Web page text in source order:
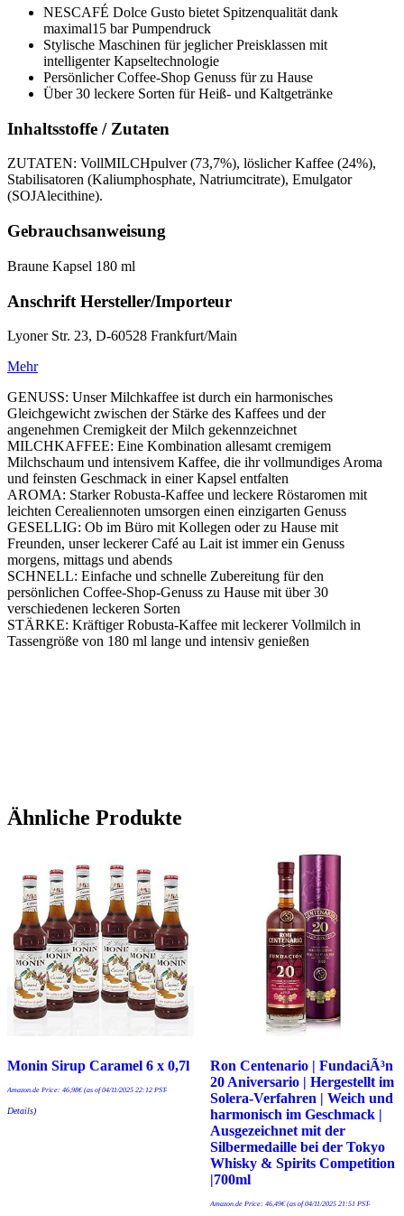
NESCAFÉ Dolce Gusto bietet Spitzenqualität dank
maximal15 bar Pumpendruck
Stylische Maschinen für jeglicher Preisklassen mit
intelligenter Kapseltechnologie
Persönlicher Coffee-Shop Genuss für zu Hause
Über 30 leckere Sorten für Heiß- und Kaltgetränke
Inhaltsstoffe / Zutaten
ZUTATEN: VollMILCHpulver (73,7%), löslicher Kaffee (24%),
Stabilisatoren (Kaliumphosphate, Natriumcitrate), Emulgator
(SOJAlecithine).
Gebrauchsanweisung
Braune Kapsel 180 ml
Anschrift Hersteller/Importeur
Lyoner Str. 23, D-60528 Frankfurt/Main
Mehr
GENUSS: Unser Milchkaffee ist durch ein harmonisches
Gleichgewicht zwischen der Stärke des Kaffees und der
angenehmen Cremigkeit der Milch gekennzeichnet
MILCHKAFFEE: Eine Kombination allesamt cremigem
Milchschaum und intensivem Kaffee, die ihr vollmundiges Aroma
und feinsten Geschmack in einer Kapsel entfalten
AROMA: Starker Robusta-Kaffee und leckere Röstaromen mit
leichten Cerealiennoten umsorgen einen einzigarten Genuss
GESELLIG: Ob im Büro mit Kollegen oder zu Hause mit
Freunden, unser leckerer Café au Lait ist immer ein Genuss
morgens, mittags und abends
SCHNELL: Einfache und schnelle Zubereitung für den
persönlichen Coffee-Shop-Genuss zu Hause mit über 30
verschiedenen leckeren Sorten
STÄRKE: Kräftiger Robusta-Kaffee mit leckerer Vollmilch in
Tassengröße von 180 ml lange und intensiv genießen
Ähnliche Produkte
Monin Sirup Caramel 6 x 0,7l
Amazon.de Price: 46,98€(as of 04/11/2025 22:12 PST-
Details)
Ron Centenario | FundaciÃ³n
20 Aniversario | Hergestellt im
Solera-Verfahren | Weich und
harmonisch im Geschmack |
Ausgezeichnet mit der
Silbermedaille bei der Tokyo
Whisky & Spirits Competition
|700ml
Amazon.de Price: 46,49€(as of 04/11/2025 21:51 PST-